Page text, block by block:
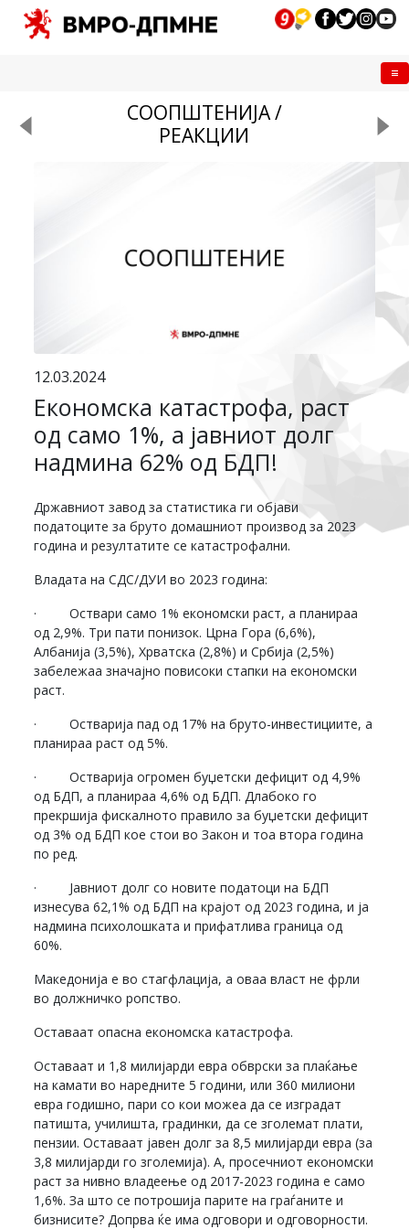
СООПШТЕНИЈА /
РЕАКЦИИ
12.03.2024
Економска катастрофа, раст
од само 1%, а јавниот долг
надмина 62% од БДП!
Државниот завод за статистика ги објави
податоците за бруто домашниот производ за 2023
година и резултатите се катастрофални.
Владата на СДС/ДУИ во 2023 година:
· Оствари само 1% економски раст, а планираа
од 2,9%. Три пати понизок. Црна Гора (6,6%),
Албанија (3,5%), Хрватска (2,8%) и Србија (2,5%)
забележаа значајно повисоки стапки на економски
раст.
· Остварија пад од 17% на бруто-инвестициите, а
планираа раст од 5%.
· Остварија огромен буџетски дефицит од 4,9%
од БДП, а планираа 4,6% од БДП. Длабоко го
прекршија фискалното правило за буџетски дефицит
од 3% од БДП кое стои во Закон и тоа втора година
по ред.
· Јавниот долг со новите податоци на БДП
изнесува 62,1% од БДП на крајот од 2023 година, и ја
надмина психолошката и прифатлива граница од
60%.
Македонија е во стагфлација, а оваа власт не фрли
во должничко ропство.
Оставаат опасна економска катастрофа.
Оставаат и 1,8 милијарди евра обврски за плаќање
на камати во наредните 5 години, или 360 милиони
евра годишно, пари со кои можеа да се изградат
патишта, училишта, градинки, да се зголемат плати,
пензии. Оставаат јавен долг за 8,5 милијарди евра (за
3,8 милијарди го зголемија). А, просечниот економски
раст за нивно владеење од 2017-2023 година е само
1,6%. За што се потрошија парите на граѓаните и
бизнисите? Допрва ќе има одговори и одговорности.